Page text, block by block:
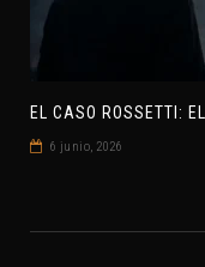
6 junio, 2026